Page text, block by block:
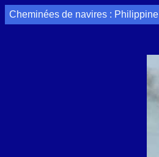
Cheminées de navires : Philippine